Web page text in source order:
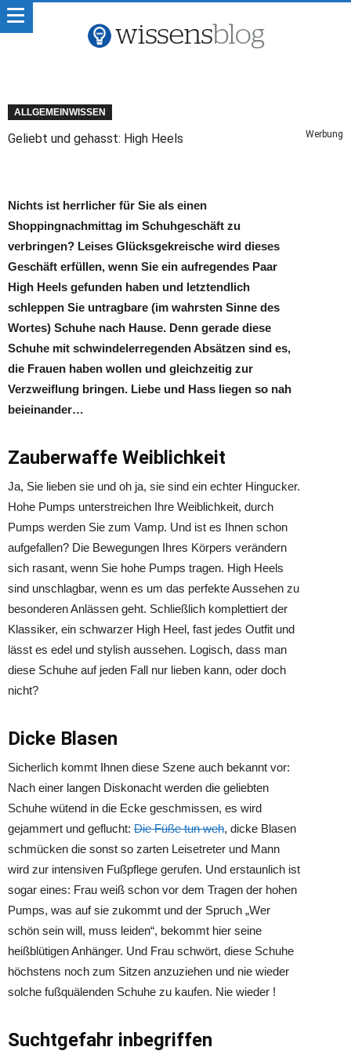
ALLGEMEINWISSEN
Geliebt und gehasst: High Heels Werbung
Nichts ist herrlicher für Sie als einen
Shoppingnachmittag im Schuhgeschäft zu
verbringen? Leises Glücksgekreische wird dieses
Geschäft erfüllen, wenn Sie ein aufregendes Paar
High Heels gefunden haben und letztendlich
schleppen Sie untragbare (im wahrsten Sinne des
Wortes) Schuhe nach Hause. Denn gerade diese
Schuhe mit schwindelerregenden Absätzen sind es,
die Frauen haben wollen und gleichzeitig zur
Verzweiflung bringen. Liebe und Hass liegen so nah
beieinander…
Zauberwaffe Weiblichkeit
Ja, Sie lieben sie und oh ja, sie sind ein echter Hingucker.
Hohe Pumps unterstreichen Ihre Weiblichkeit, durch
Pumps werden Sie zum Vamp. Und ist es Ihnen schon
aufgefallen? Die Bewegungen Ihres Körpers verändern
sich rasant, wenn Sie hohe Pumps tragen. High Heels
sind unschlagbar, wenn es um das perfekte Aussehen zu
besonderen Anlässen geht. Schließlich komplettiert der
Klassiker, ein schwarzer High Heel, fast jedes Outfit und
lässt es edel und stylish aussehen. Logisch, dass man
diese Schuhe auf jeden Fall nur lieben kann, oder doch
nicht?
Dicke Blasen
Sicherlich kommt Ihnen diese Szene auch bekannt vor:
Nach einer langen Diskonacht werden die geliebten
Schuhe wütend in die Ecke geschmissen, es wird
gejammert und geflucht: Die Füße tun weh, dicke Blasen
schmücken die sonst so zarten Leisetreter und Mann
wird zur intensiven Fußpflege gerufen. Und erstaunlich ist
sogar eines: Frau weiß schon vor dem Tragen der hohen
Pumps, was auf sie zukommt und der Spruch „Wer
schön sein will, muss leiden“, bekommt hier seine
heißblütigen Anhänger. Und Frau schwört, diese Schuhe
höchstens noch zum Sitzen anzuziehen und nie wieder
solche fußquälenden Schuhe zu kaufen. Nie wieder !
Suchtgefahr inbegriffen